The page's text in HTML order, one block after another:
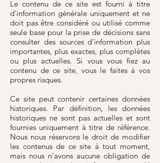
Le contenu de ce site est fourni à titre
d'information générale uniquement et ne
doit pas être considéré ou utilisé comme
seule base pour la prise de décisions sans
consulter des sources d'information plus
importantes, plus exactes, plus complètes
ou plus actuelles. Si vous vous fiez au
contenu de ce site, vous le faites à vos
propres risques.
Ce site peut contenir certaines données
historiques. Par définition, les données
historiques ne sont pas actuelles et sont
fournies uniquement à titre de référence.
Nous nous réservons le droit de modifier
les contenus de ce site à tout moment,
mais nous n'avons aucune obligation de